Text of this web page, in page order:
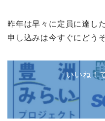
昨年は早々に定員に達し
申し込みは今すぐにどうぞ
いいね！